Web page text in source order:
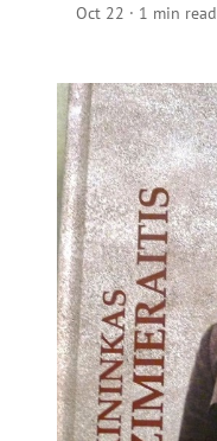
Oct 22 · 1 min read